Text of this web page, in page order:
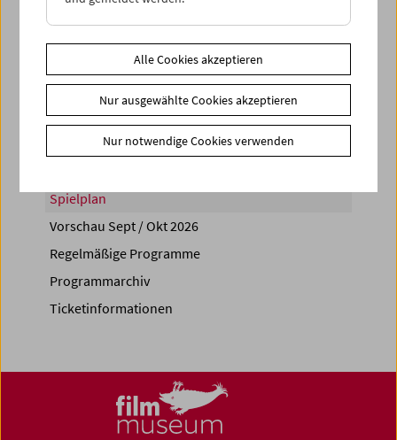
Share on
Spielplan
Vorschau Sept / Okt 2026
Regelmäßige Programme
Programmarchiv
Ticketinformationen
Alle Cookies akzeptieren
Nur ausgewählte Cookies akzeptieren
Nur notwendige Cookies verwenden